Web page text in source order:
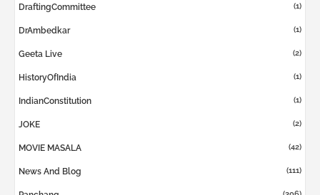
DraftingCommittee (1)
DrAmbedkar (1)
Geeta Live (2)
HistoryOfIndia (1)
IndianConstitution (1)
JOKE (2)
MOVIE MASALA (42)
News And Blog (111)